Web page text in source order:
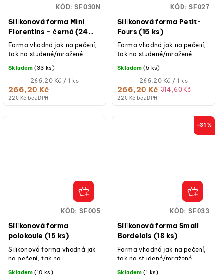
Silikonová forma Mini
Florentins - černá (24
ks)
220 Kč bez DPH
266,20 Kč
Měrná
cena:
266,20 Kč / 1 ks
Skladem (33 ks)
Forma vhodná jak na pečení,
tak na studené/mražené
KÓD:SF030N
Silikonová forma Petit-
Fours (15 ks)
220 Kč bez DPH
266,20 Kč 314,60 Kč
Měrná
cena:
266,20 Kč / 1 ks
Skladem (5 ks)
Forma vhodná jak na pečení,
tak na studené/mražené
KÓD: SF027
Silikonová forma
polokoule (15 ks)
Skladem (10 ks)
Silikonová forma vhodná jak
na pečení, tak na
KÓD: SF005
–31 %
Silikonová forma Small
Bordelais (18 ks)
Skladem (1 ks)
Forma vhodná jak na pečení,
tak na studené/mražené
KÓD: SF033